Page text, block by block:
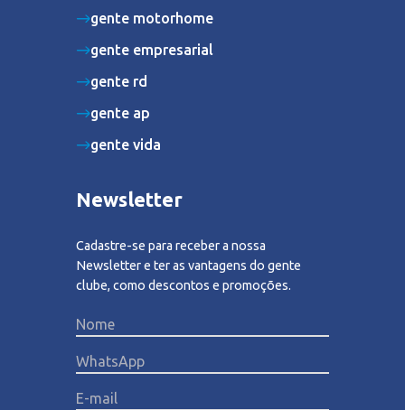
gente motorhome
gente empresarial
gente rd
gente ap
gente vida
Newsletter
Cadastre-se para receber a nossa
Newsletter e ter as vantagens do gente
clube, como descontos e promoções.